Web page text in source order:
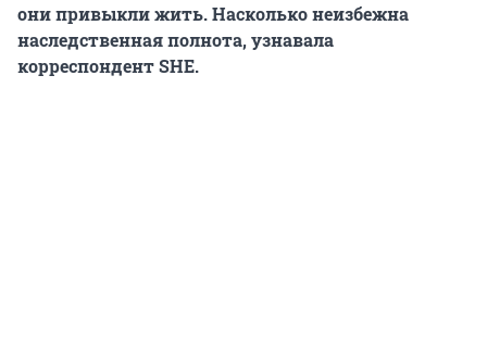
они привыкли жить. Насколько неизбежна
наследственная полнота, узнавала
корреспондент SHE.